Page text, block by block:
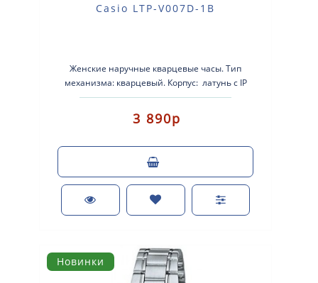
Casio LTP-V007D-1B
Женские наручные кварцевые часы. Тип
механизма: кварцевый. Корпус: латунь с IP
покрытием. Брасле..
3 890р
Новинки